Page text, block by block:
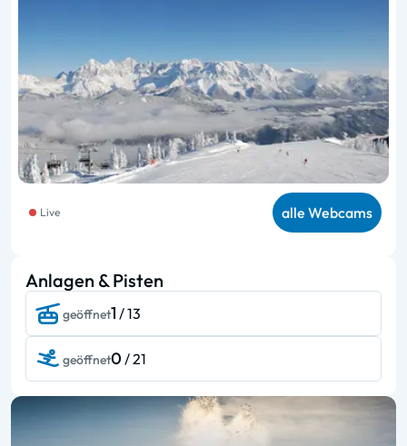
Live alle Webcams
Anlagen & Pisten
geöffnet1 / 13
geöffnet0 / 21